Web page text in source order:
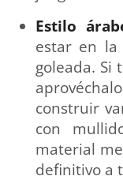
Estilo
estar en la
goleada. Si
construir
con
material
definitivo a